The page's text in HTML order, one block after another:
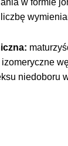
w formie
niedoboru